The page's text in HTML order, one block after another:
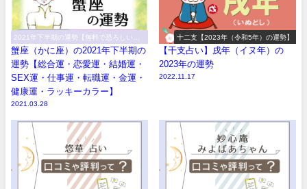
2021年下半期の運勢【無料で恐ろしい程
当たる！】
蟹座（かに座）の2021年下半期の
運勢【総合運・恋愛運・結婚運・
SEX運・仕事運・転職運・金運・
健康運・ラッキーカラー】
2021.03.28
十二支【2023年（令和5年）の運勢】
【干支占い】戌年（イヌ年）の
2023年の運勢
2022.11.17